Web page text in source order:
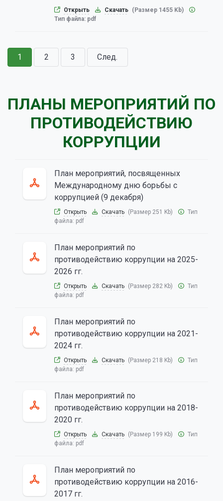
Открыть Скачать (Размер 1455 Kb)
Тип файла: pdf
1 2 3 След.
ПЛАНЫ МЕРОПРИЯТИЙ ПО
ПРОТИВОДЕЙСТВИЮ
КОРРУПЦИИ
План мероприятий, посвященных
Международному дню борьбы с
коррупцией (9 декабря)
Открыть Скачать (Размер 251 Kb)
Тип
файла: pdf
План мероприятий по
противодействию коррупции на 2025-
2026 гг.
Открыть Скачать (Размер 282 Kb)
Тип
файла: pdf
План мероприятий по
противодействию коррупции на 2021-
2024 гг.
Открыть Скачать (Размер 218 Kb)
Тип
файла: pdf
План мероприятий по
противодействию коррупции на 2018-
2020 гг.
Открыть Скачать (Размер 199 Kb)
Тип
файла: pdf
План мероприятий по
противодействию коррупции на 2016-
2017 гг.